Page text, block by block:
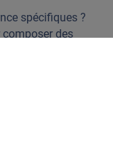
spécifiques ?
composer des